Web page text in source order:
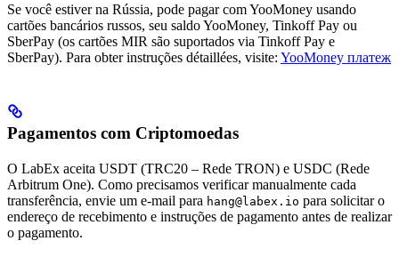
Se você estiver na Rússia, pode pagar com YooMoney usando
cartões bancários russos, seu saldo YooMoney, Tinkoff Pay ou
SberPay (os cartões MIR são suportados via Tinkoff Pay e
SberPay). Para obter instruções détaillées, visite: YooMoney платеж
Pagamentos com Criptomoedas
O LabEx aceita USDT (TRC20 – Rede TRON) e USDC (Rede
Arbitrum One). Como precisamos verificar manualmente cada
transferência, envie um e-mail para hang@labex.io para solicitar o
endereço de recebimento e instruções de pagamento antes de realizar
o pagamento.